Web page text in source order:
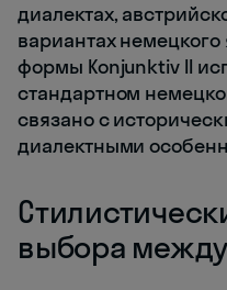
диалектах,
вариантах
формы Konjunktiv II
стандартном
связано с
диалектными
выбора